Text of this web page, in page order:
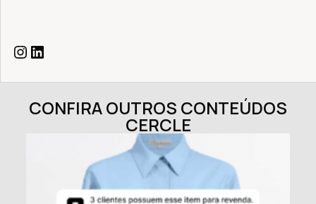
CONFIRA OUTROS CONTEÚDOS
CERCLE